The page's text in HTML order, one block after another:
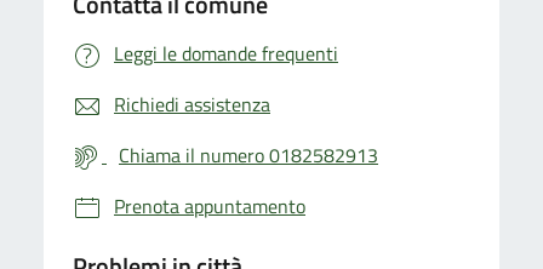
Leggi le domande frequenti
Richiedi assistenza
Chiama il numero 0182582913
Prenota appuntamento